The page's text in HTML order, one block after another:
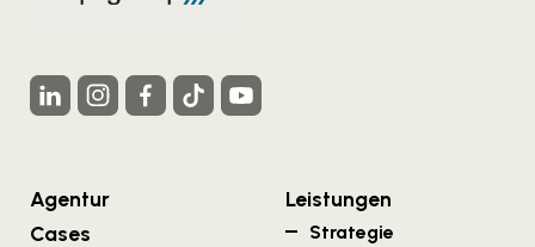
Agentur
Cases
Leistungen
Strategie